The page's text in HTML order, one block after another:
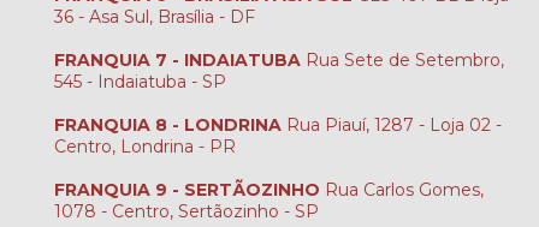
36 - Asa Sul, Brasília - DF
FRANQUIA 7 - INDAIATUBA Rua Sete de Setembro,
545 - Indaiatuba - SP
FRANQUIA 8 - LONDRINA Rua Piauí, 1287 - Loja 02 -
Centro, Londrina - PR
FRANQUIA 9 - SERTÃOZINHO Rua Carlos Gomes,
1078 - Centro, Sertãozinho - SP